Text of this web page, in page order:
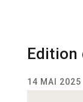
Edition
14 MAI 2025